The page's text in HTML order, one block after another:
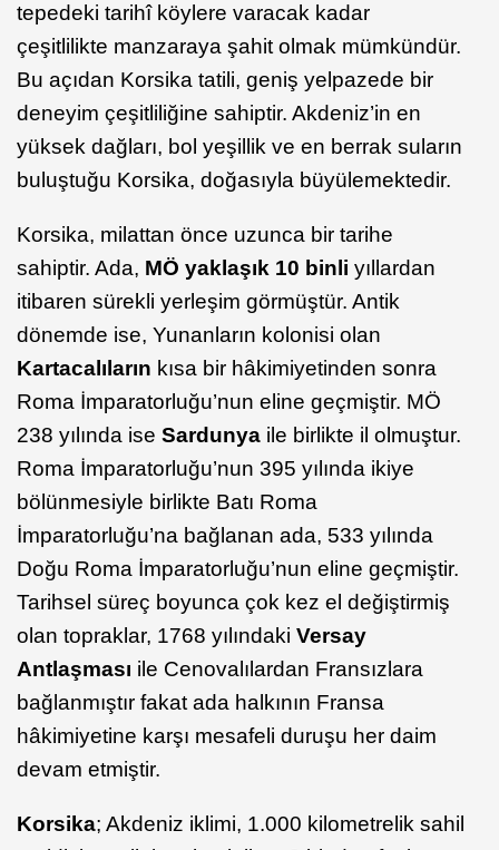
tepedeki tarihî köylere varacak kadar
çeşitlilikte manzaraya şahit olmak mümkündür.
Bu açıdan Korsika tatili, geniş yelpazede bir
deneyim çeşitliliğine sahiptir. Akdeniz’in en
yüksek dağları, bol yeşillik ve en berrak suların
buluştuğu Korsika, doğasıyla büyülemektedir.
Korsika, milattan önce uzunca bir tarihe
sahiptir. Ada, MÖ yaklaşık 10 binli yıllardan
itibaren sürekli yerleşim görmüştür. Antik
dönemde ise, Yunanların kolonisi olan
Kartacalıların kısa bir hâkimiyetinden sonra
Roma İmparatorluğu’nun eline geçmiştir. MÖ
238 yılında ise Sardunya ile birlikte il olmuştur.
Roma İmparatorluğu’nun 395 yılında ikiye
bölünmesiyle birlikte Batı Roma
İmparatorluğu’na bağlanan ada, 533 yılında
Doğu Roma İmparatorluğu’nun eline geçmiştir.
Tarihsel süreç boyunca çok kez el değiştirmiş
olan topraklar, 1768 yılındaki Versay
Antlaşması ile Cenovalılardan Fransızlara
bağlanmıştır fakat ada halkının Fransa
hâkimiyetine karşı mesafeli duruşu her daim
devam etmiştir.
Korsika; Akdeniz iklimi, 1.000 kilometrelik sahil